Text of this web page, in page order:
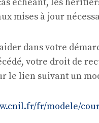
mises à jour
dans votre
votre droit de
le lien suivant un
fr/modele/